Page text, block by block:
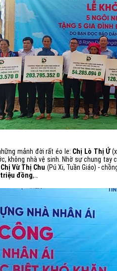
mảnh đời rất éo le: Chị Lò Thị Ứ
không nhà vệ sinh. Nhờ sự chung
Chị Vừ Thị Chu (Pú Xi, Tuần Giáo) -
triệu đồng,…